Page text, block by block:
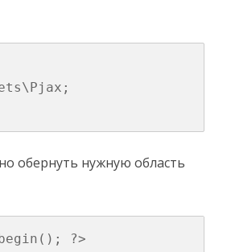
обернуть нужную область
?>